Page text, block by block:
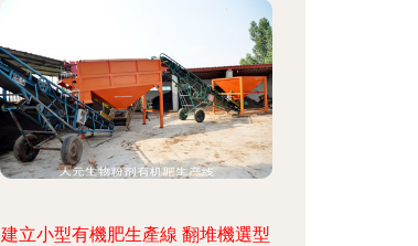
建立小型有機肥生產線 翻堆機選型